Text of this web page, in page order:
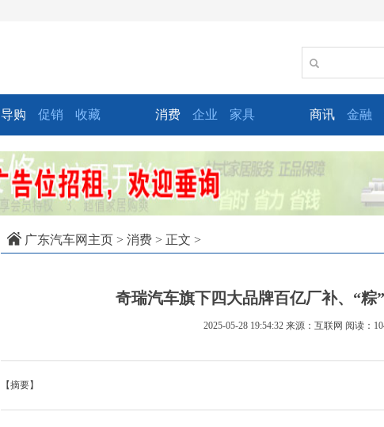
导购 促销 收藏 消费 企业 家具 商讯 金融
广东汽车网主页 > 消费 > 正文 >
奇瑞汽车旗下四大品牌百亿厂补、“粽
2025-05-28 19:54:32 来源：互联网 阅读：
【摘要】